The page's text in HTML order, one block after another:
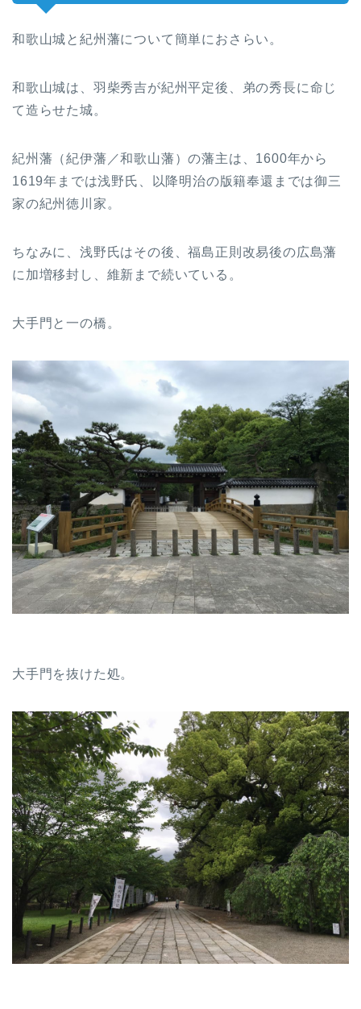
和歌山城と紀州藩について簡単におさらい。
和歌山城は、羽柴秀吉が紀州平定後、弟の秀長に命じ
て造らせた城。
紀州藩（紀伊藩／和歌山藩）の藩主は、1600年から
1619年までは浅野氏、以降明治の版籍奉還までは御三
家の紀州徳川家。
ちなみに、浅野氏はその後、福島正則改易後の広島藩
に加増移封し、維新まで続いている。
大手門と一の橋。
大手門を抜けた処。